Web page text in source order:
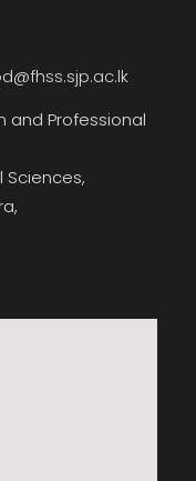
and Professional
Sciences,